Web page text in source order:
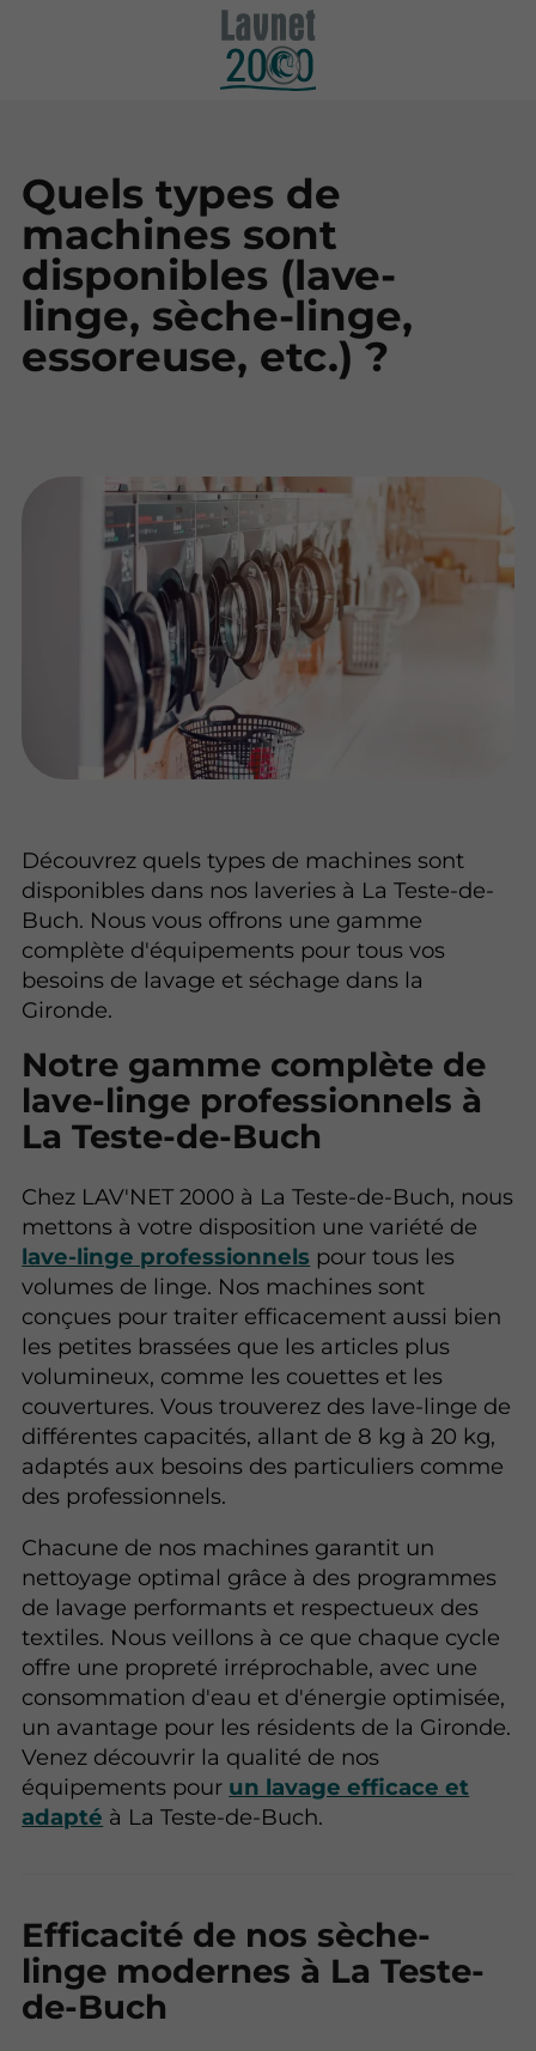
Quels types de
machines sont
disponibles (lave-
linge, sèche-linge,
essoreuse, etc.) ?
Découvrez quels types de machines sont
disponibles dans nos laveries à La Teste-de-
Buch. Nous vous offrons une gamme
complète d'équipements pour tous vos
besoins de lavage et séchage dans la
Gironde.
Notre gamme complète de
lave-linge professionnels à
La Teste-de-Buch
Chez LAV'NET 2000 à La Teste-de-Buch, nous
mettons à votre disposition une variété de
lave-linge professionnels pour tous les
volumes de linge. Nos machines sont
conçues pour traiter efficacement aussi bien
les petites brassées que les articles plus
volumineux, comme les couettes et les
couvertures. Vous trouverez des lave-linge de
différentes capacités, allant de 8 kg à 20 kg,
adaptés aux besoins des particuliers comme
des professionnels.
Chacune de nos machines garantit un
nettoyage optimal grâce à des programmes
de lavage performants et respectueux des
textiles. Nous veillons à ce que chaque cycle
offre une propreté irréprochable, avec une
consommation d'eau et d'énergie optimisée,
un avantage pour les résidents de la Gironde.
Venez découvrir la qualité de nos
équipements pour un lavage efficace et
adapté à La Teste-de-Buch.
Efficacité de nos sèche-
linge modernes à La Teste-
de-Buch